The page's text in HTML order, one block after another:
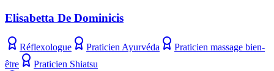
Elisabetta De Dominicis
Réflexologue Praticien Ayurvéda
Praticien massage bien-
être
Praticien Shiatsu